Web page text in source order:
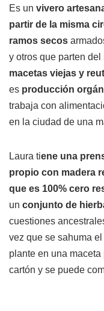
Es un vivero
partir de la misma
ramos secos
y otros que parten del
macetas viejas y
es producción
trabaja con
en la ciudad de una
Laura tiene una
propio con madera
que es 100% cero
un conjunto de
cuestiones
vez que se sahuma
plante en una
cartón y se puede